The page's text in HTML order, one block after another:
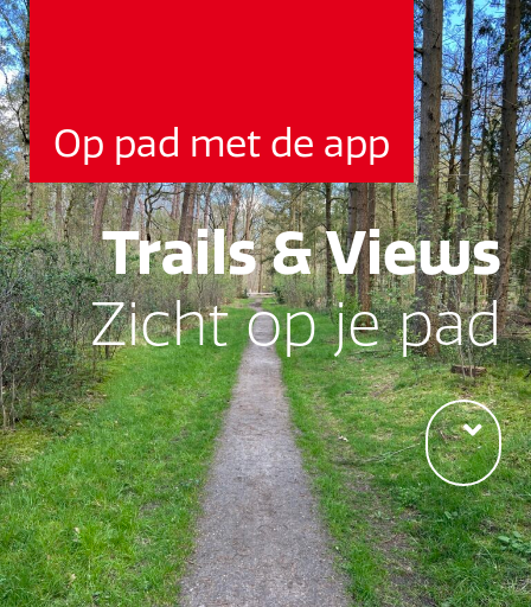
Op pad met de app
Trails & Views
Zicht op je pad